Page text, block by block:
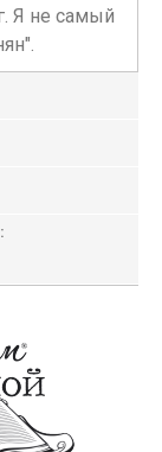
Я не самый